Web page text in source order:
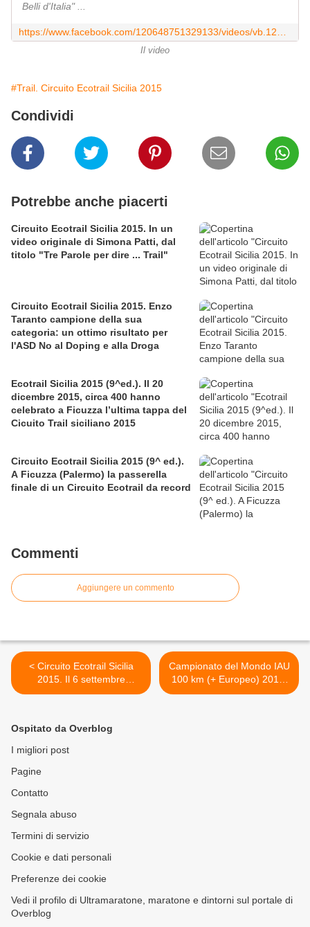
Belli d'Italia" ...
Il video
#Trail. Circuito Ecotrail Sicilia 2015
Condividi
Potrebbe anche piacerti
Circuito Ecotrail Sicilia 2015. In un
video originale di Simona Patti, dal
titolo "Tre Parole per dire ... Trail"
Circuito Ecotrail Sicilia 2015. Enzo
Taranto campione della sua
categoria: un ottimo risultato per
l'ASD No al Doping e alla Droga
Ecotrail Sicilia 2015 (9^ed.). Il 20
dicembre 2015, circa 400 hanno
celebrato a Ficuzza l’ultima tappa del
Cicuito Trail siciliano 2015
Circuito Ecotrail Sicilia 2015 (9^ ed.).
A Ficuzza (Palermo) la passerella
finale di un Circuito Ecotrail da record
Commenti
Aggiungere un commento
< Circuito Ecotrail Sicilia
2015. Il 6 settembre
l'Ecotrail andrà per i Borghi
Campionato del Mondo IAU
100 km (+ Europeo) 2015.
Ecco il link alla start list e
Ospitato da Overblog
I migliori post
Pagine
Contatto
Segnala abuso
Termini di servizio
Cookie e dati personali
Preferenze dei cookie
Vedi il profilo di Ultramaratone, maratone e dintorni sul portale di
Overblog